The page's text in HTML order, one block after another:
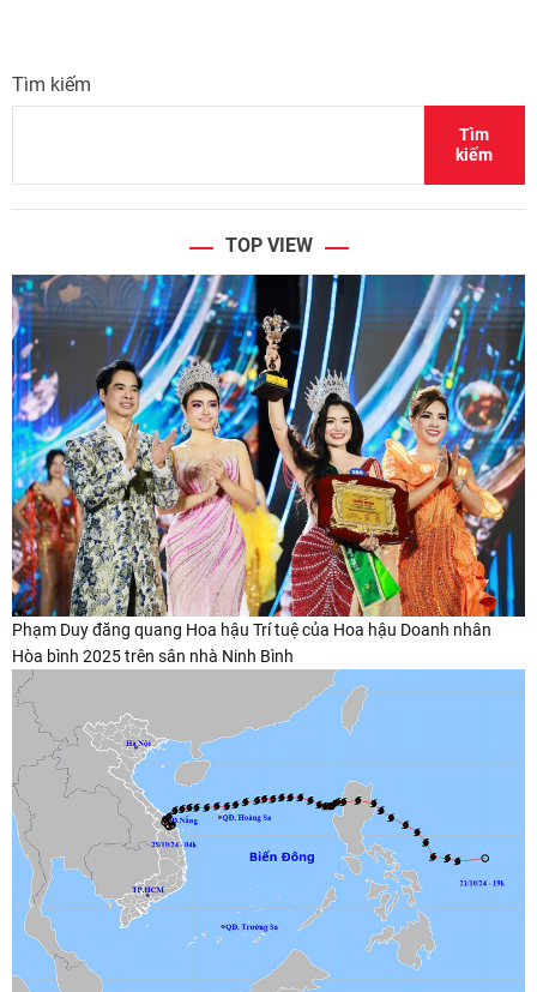
Tìm kiếm
Tìm
kiếm
TOP VIEW
Phạm Duy đăng quang Hoa hậu Trí tuệ của Hoa hậu Doanh nhân
Hòa bình 2025 trên sân nhà Ninh Bình